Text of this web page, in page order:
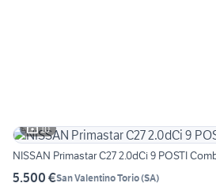
10
NISSAN Primastar C27 2.0dCi 9 POSTI
5.500 €San Valentino Torio(SA)